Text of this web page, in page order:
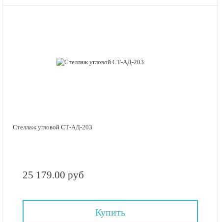
Стеллаж угловой СТ-АД-203
25 179.00 руб
Купить